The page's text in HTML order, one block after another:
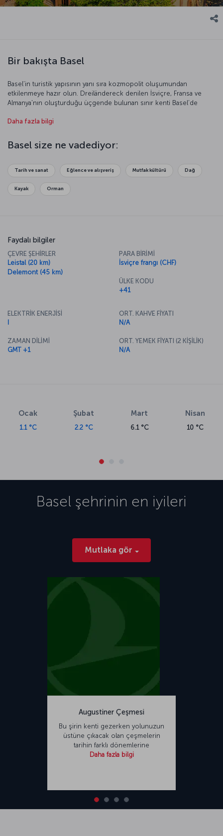
Bir bakışta Basel
Basel’in turistik yapısının yanı sıra kozmopolit oluşumundan
etkilenmeye hazır olun. Dreiländereck denilen İsviçre, Fransa ve
Almanya'nın oluşturduğu üçgende bulunan sınır kenti Basel’de
yükselen Basel, muhteşem kent manzarası, modern mimarisi, tarih
Daha fazla bilgi
Basel size ne vadediyor:
Tarih ve sanat Eğlence ve alışveriş Mutfak kültürü Dağ
Kayak Orman
Faydalı bilgiler
ÇEVRE ŞEHİRLER
Leistal (20 km)
Delemont (45 km)
PARA BİRİMİ
İsviçre frangı (CHF)
ÜLKE KODU
+41
ELEKTRİK ENERJİSİ
ZAMAN DİLİMİ
GMT +1
ORT. KAHVE FİYATI
N/A
ORT. YEMEK FİYATI (2 KİŞİLİK)
N/A
Ocak
1.1 °C
Şubat
2.2 °C
Mart
6.1 °C
Nisan
10 °C
Basel şehrinin en iyileri
Mutlaka gör
Augustiner Çeşmesi
Bu şirin kenti gezerken yolunuzun
üstüne çıkacak olan çeşmelerin
tarihin farklı dönemlerine
Daha fazla bilgi